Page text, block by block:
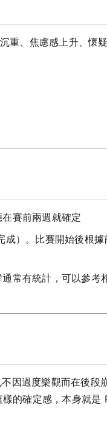
、焦慮感上升、懷
賽前兩週就確定
成）。比賽開始後根
常有統計，可以參考
因過度樂觀而在後段
的確定感，本身就是